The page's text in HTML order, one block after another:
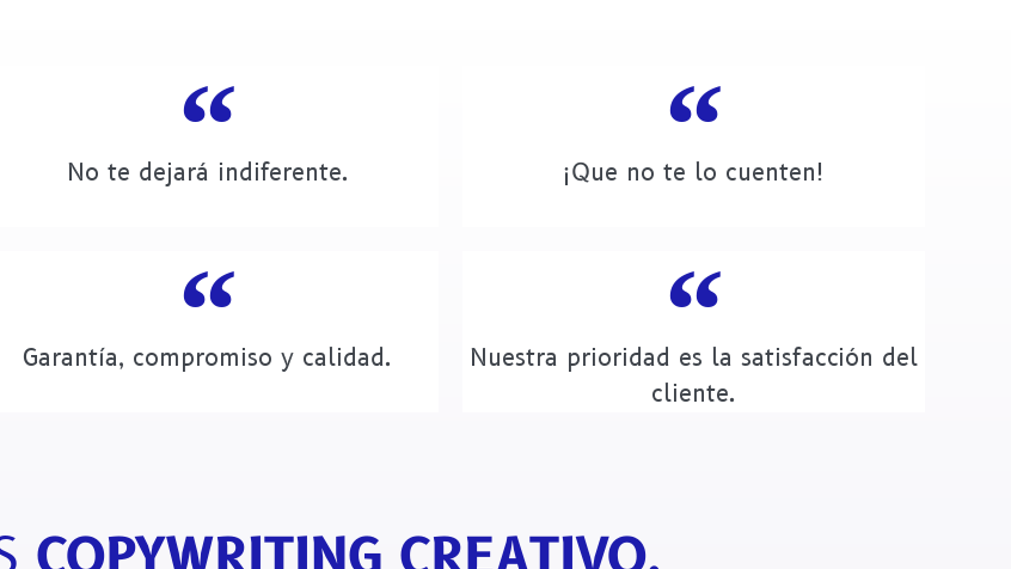
No te dejará indiferente. ¡Que no te lo cuenten!
Garantía, compromiso y calidad.
Nuestra prioridad es la satisfacción del
cliente.